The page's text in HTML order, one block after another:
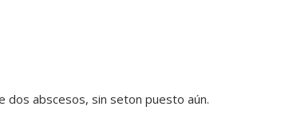
dos abscesos, sin seton puesto aún.